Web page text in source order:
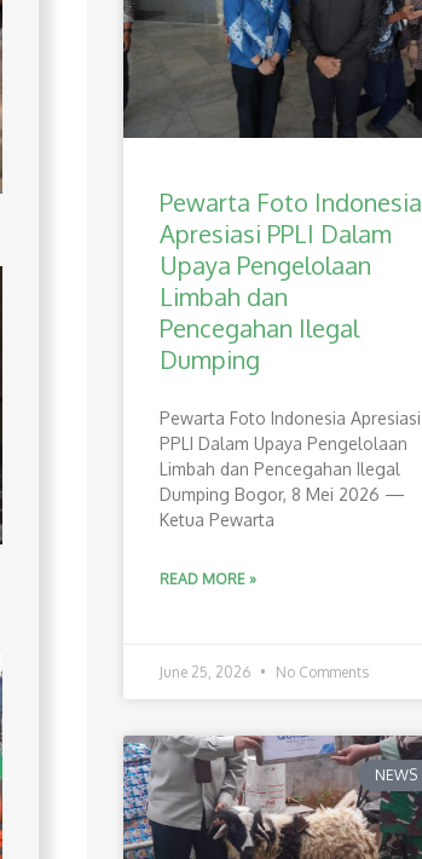
Pewarta Foto Indonesia
Apresiasi PPLI Dalam
Upaya Pengelolaan
Limbah dan
Pencegahan Ilegal
Dumping
Pewarta Foto Indonesia Apresiasi
PPLI Dalam Upaya Pengelolaan
Limbah dan Pencegahan Ilegal
Dumping Bogor, 8 Mei 2026 —
Ketua Pewarta
READ MORE »
June 25, 2026 No Comments
NEWS